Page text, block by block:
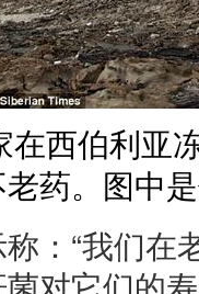
西伯利亚
药。图中
“我们在
对它们的